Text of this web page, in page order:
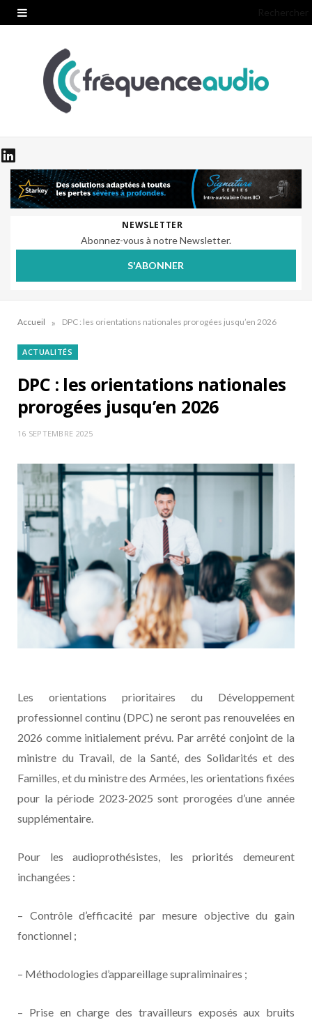
NEWSLETTER
Abonnez-vous à notre Newsletter.
S'ABONNER
Accueil » DPC : les orientations nationales prorogées jusqu’en 2026
ACTUALITÉS
DPC : les orientations nationales
prorogées jusqu’en 2026
16 SEPTEMBRE 2025
Les orientations prioritaires du Développement
professionnel continu (DPC) ne seront pas renouvelées en
2026 comme initialement prévu. Par arrêté conjoint de la
ministre du Travail, de la Santé, des Solidarités et des
Familles, et du ministre des Armées, les orientations fixées
pour la période 2023-2025 sont prorogées d’une année
supplémentaire.
Pour les audioprothésistes, les priorités demeurent
inchangées :
– Contrôle d’efficacité par mesure objective du gain
fonctionnel ;
– Méthodologies d’appareillage supraliminaires ;
– Prise en charge des travailleurs exposés aux bruits